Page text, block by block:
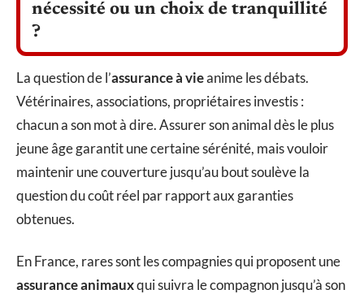
nécessité ou un choix de tranquillité
?
La question de l’assurance à vieanime les débats.
Vétérinaires, associations, propriétaires investis :
chacun a son mot à dire. Assurer son animal dès le plus
jeune âge garantit une certaine sérénité, mais vouloir
maintenir une couverture jusqu’au bout soulève la
question du coût réel par rapport aux garanties
obtenues.
En France, rares sont les compagnies qui proposent une
assurance animauxqui suivra le compagnon jusqu’à son